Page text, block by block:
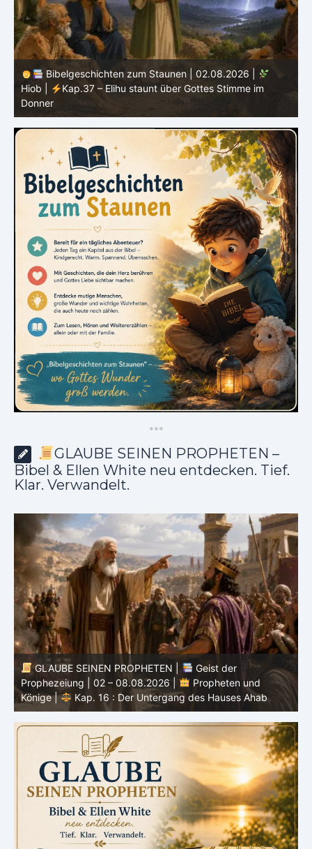
Bibelgeschichten zum Staunen | 01.08.2026 |
Hiob |
***
GLAUBE SEINEN PROPHETEN –
Bibel & Ellen White neu entdecken. Tief.
Klar. Verwandelt.
GLAUBE SEINEN PROPHETEN |
Bibelstudium |
02.08.2026 |
Hiob | Kap.37 – Vor der Stimme Gottes